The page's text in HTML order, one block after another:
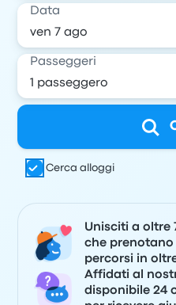
Data
Passeggeri
Cerca alloggi
Unisciti a oltre
che prenotano
percorsi in
Affidati al
disponibile 24